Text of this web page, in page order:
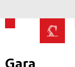
Garantie